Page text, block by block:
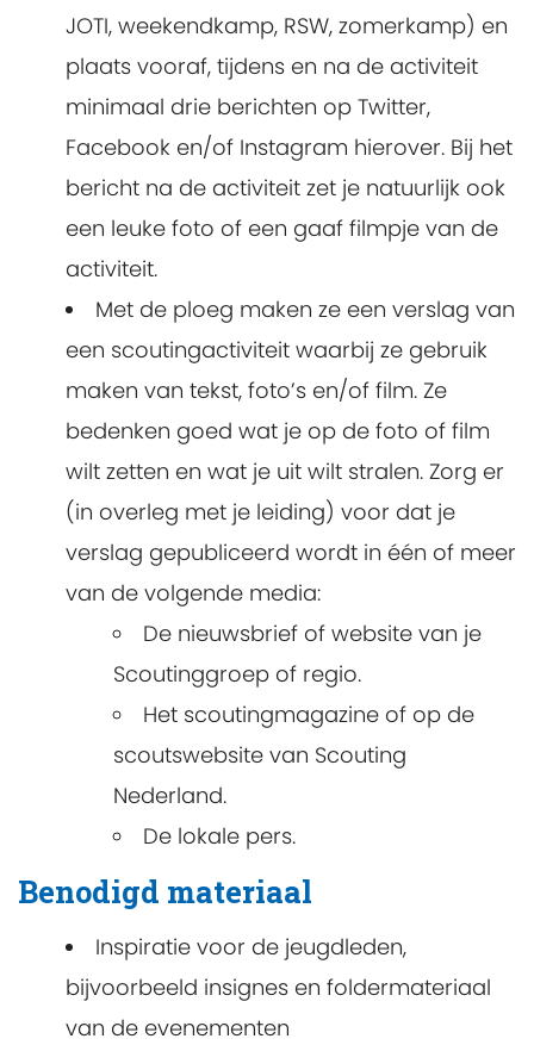
JOTI, weekendkamp, RSW, zomerkamp) en
plaats vooraf, tijdens en na de activiteit
minimaal drie berichten op Twitter,
Facebook en/of Instagram hierover. Bij het
bericht na de activiteit zet je natuurlijk ook
een leuke foto of een gaaf filmpje van de
activiteit.
Met de ploeg maken ze een verslag van
een scoutingactiviteit waarbij ze gebruik
maken van tekst, foto’s en/of film. Ze
bedenken goed wat je op de foto of film
wilt zetten en wat je uit wilt stralen. Zorg er
(in overleg met je leiding) voor dat je
verslag gepubliceerd wordt in één of meer
van de volgende media:
De nieuwsbrief of website van je
Scoutinggroep of regio.
Het scoutingmagazine of op de
scoutswebsite van Scouting
Nederland.
De lokale pers.
Benodigd materiaal
Inspiratie voor de jeugdleden,
bijvoorbeeld insignes en foldermateriaal
van de evenementen